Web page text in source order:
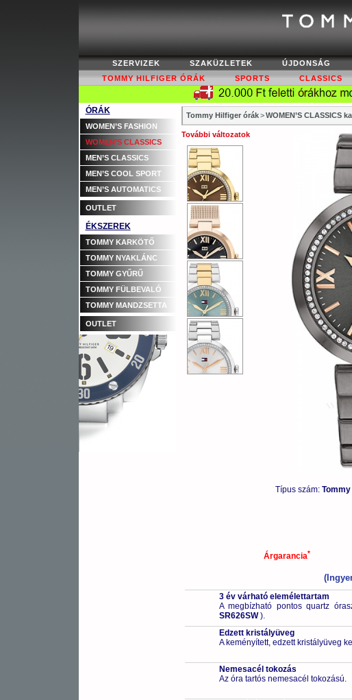
SZERVIZEK SZAKÜZLETEK ÚJDONSÁG
TOMMY HILFIGER ÓRÁK
SPORTS CLASSICS
ÓRÁK
WOMEN’S FASHION
WOMEN’S CLASSICS
MEN’S CLASSICS
MEN’S COOL SPORT
MEN’S AUTOMATICS
OUTLET
ÉKSZEREK
TOMMY KARKÖTŐ
TOMMY NYAKLÁNC
TOMMY GYŰRŰ
TOMMY FÜLBEVALÓ
TOMMY MANDZSETTA
OUTLET
Tommy Hilfiger órák > WOMEN’S CLASSICS
További változatok
Típus szám:
Árgarancia*
3 év várható elemélettartam
A megbízható pontos quartz
SR626SW).
Edzett kristályüveg
A keményített, edzett kristályüveg
Nemesacél tokozás
Az óra tartós nemesacél tokozású.